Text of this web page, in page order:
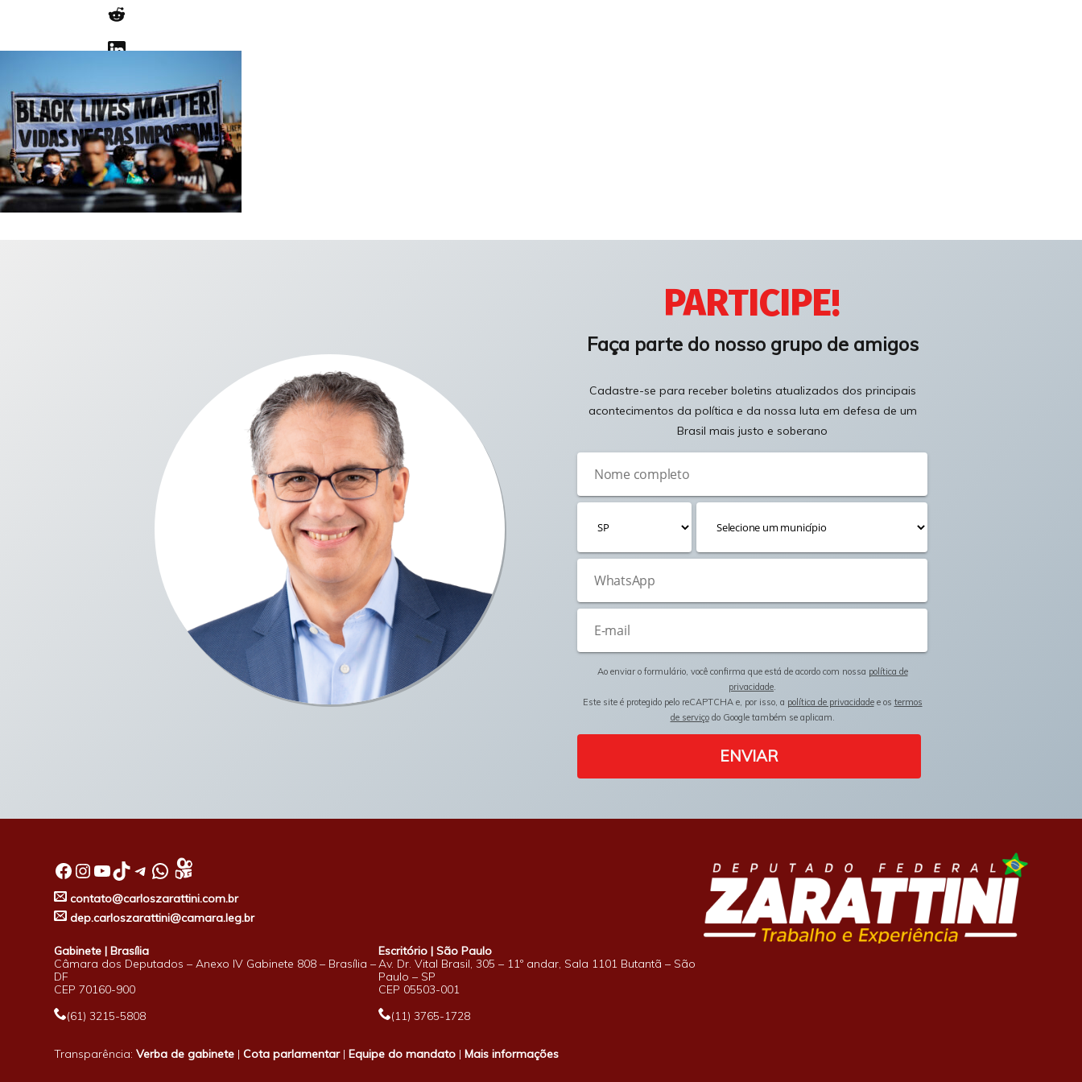
PARTICIPE!
Faça parte do nosso grupo de amigos
Cadastre-se para receber boletins atualizados dos principais
acontecimentos da política e da nossa luta em defesa de um
Brasil mais justo e soberano
Ao enviar o formulário, você confirma que está de acordo com nossa política de
privacidade
Este site é protegido pelo reCAPTCHA e, por isso, a política de privacidadee os termos
de serviçodo Google também se aplicam.
ENVIAR
Facebook InstagramYoutube TikTok Telegram WhatsApp
contato@carloszarattini.com.br
dep.carloszarattini@camara.leg.br
Gabinete | Brasília
Câmara dos Deputados – Anexo IV Gabinete 808 – Brasília –
DF
CEP 70160-900
(61) 3215-5808
Escritório | São Paulo
Av. Dr. Vital Brasil, 305 – 11º andar, Sala 1101 Butantã – São
Paulo – SP
CEP 05503-001
(11) 3765-1728
Transparência:Verba de gabinete |Cota parlamentar|Equipe do mandato |Mais informações